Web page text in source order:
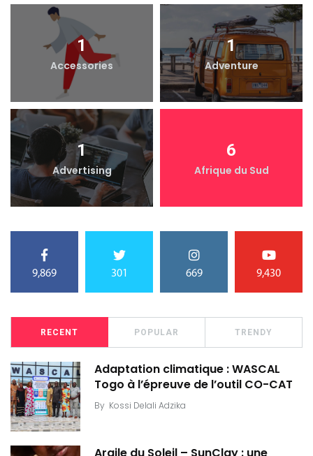
1
Accessories
1
Adventure
1
Advertising
6
Afrique du Sud
9,869 301 669 9,430
RECENT POPULAR TRENDY
Adaptation climatique : WASCAL
Togo à l’épreuve de l’outil CO-CAT
By Kossi Delali Adzika